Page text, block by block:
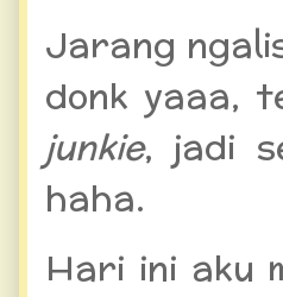
Jarang
donk yaaa,
junkie, jadi
haha.
Hari ini aku